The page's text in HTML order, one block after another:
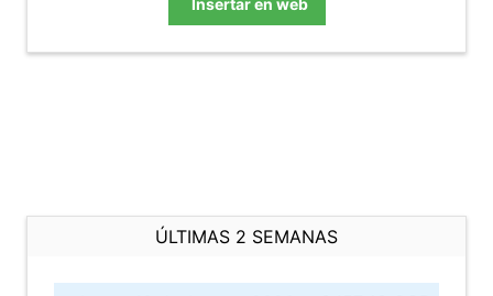
Insertar en web
ÚLTIMAS 2 SEMANAS